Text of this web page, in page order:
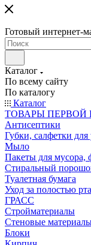
Готовый интернет-
Каталог
По всему сайту
По каталогу
Каталог
ТОВАРЫ ПЕРВОЙ
Антисептики
Губки, салфетки для
Мыло
Пакеты для мусора,
Стиральный
Туалетная бумага
Уход за полостью рта
ГРАСС
Стройматериалы
Стеновые
Блоки